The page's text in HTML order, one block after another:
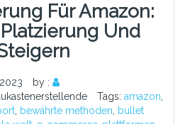
Für Amazon:
Und
by :
Tags: amazon
bewährte methoden
bullet